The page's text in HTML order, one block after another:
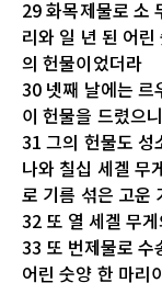
29 화목제물로 소
리와 일 년 된 어
의 헌물이었더라
30 넷째 날에는 르
이 헌물을 드렸으니
31 그의 헌물도 성
나와 칠십 세겔 무
로 기름 섞은 고운
32 또 열 세겔 무
33 또 번제물로 수
어린 숫양 한 마리